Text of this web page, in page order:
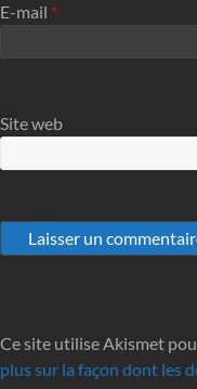
E-mail *
Site web
Ce site utilise Akismet
plus sur la façon dont les